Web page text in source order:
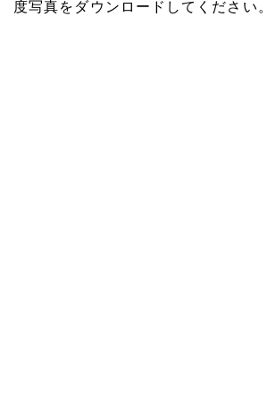
度写真をダウンロードしてください。